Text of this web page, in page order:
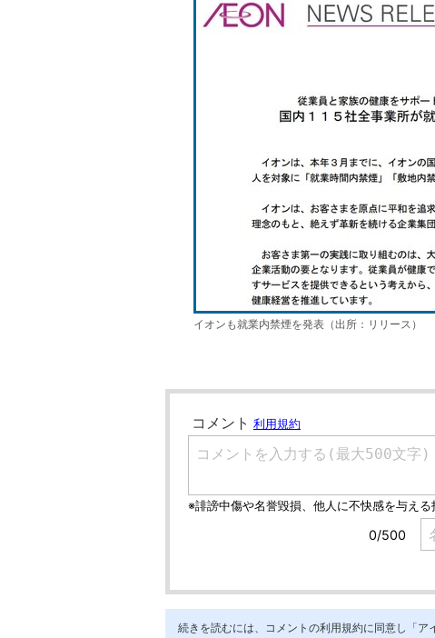
イオンも就業内禁煙を発表（出所：リリース）
続きを読むには、コメントの利用規約に同意し「ア